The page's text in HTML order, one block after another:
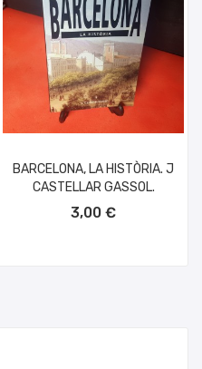
BARCELONA, LA HISTÒRIA. J
CASTELLAR GASSOL.
3,00 €